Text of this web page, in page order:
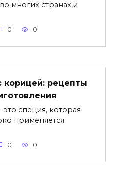
многих странах,и
0 0
корицей: рецепты
специя, которая
применяется
0 0